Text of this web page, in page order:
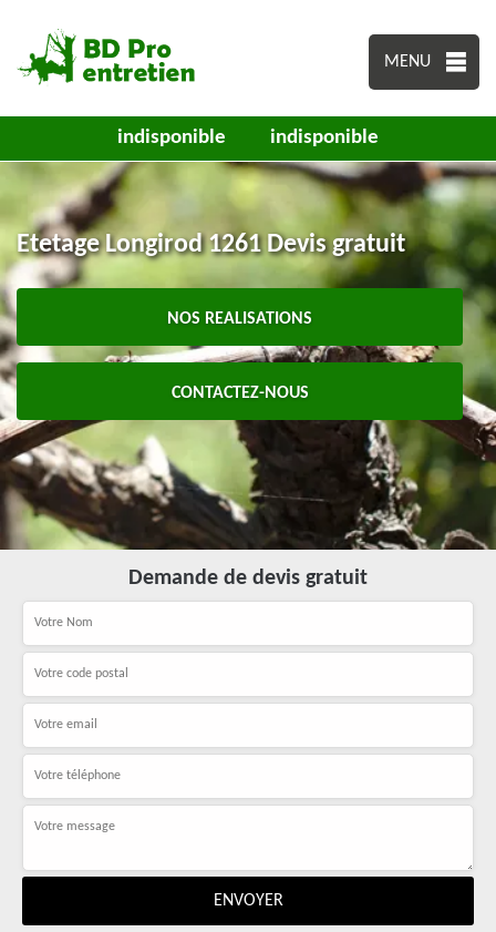
MENU
indisponible indisponible
Etetage Longirod 1261 Devis gratuit
NOS REALISATIONS
CONTACTEZ-NOUS
Demande de devis gratuit